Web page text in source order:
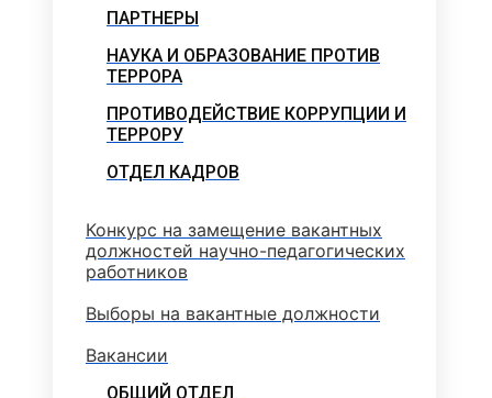
ПАРТНЕРЫ
НАУКА И ОБРАЗОВАНИЕ ПРОТИВ
ТЕРРОРА
ПРОТИВОДЕЙСТВИЕ КОРРУПЦИИ И
ТЕРРОРУ
ОТДЕЛ КАДРОВ
Конкурс на замещение вакантных
должностей научно-педагогических
работников
Выборы на вакантные должности
Вакансии
ОБЩИЙ ОТДЕЛ